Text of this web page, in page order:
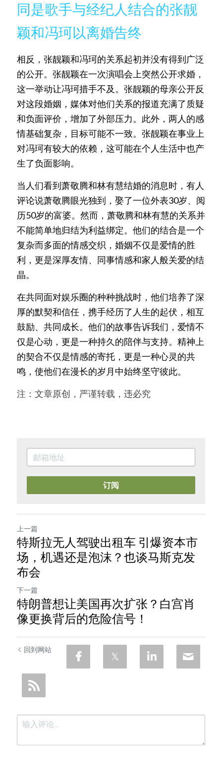
同是歌手与经纪人结合的张靓
颖和冯珂以离婚告终
相反，张靓颖和冯珂的关系起初并没有得到广泛
的公开。张靓颖在一次演唱会上突然公开求婚，
这一举动让冯珂措手不及。张靓颖的母亲公开反
对这段婚姻，媒体对他们关系的报道充满了质疑
和负面评价，增加了外部压力。此外，两人的感
情基础复杂，目标可能不一致。张靓颖在事业上
对冯珂有较大的依赖，这可能在个人生活中也产
生了负面影响。
当人们看到萧敬腾和林有慧结婚的消息时，有人
评论说萧敬腾眼光独到，娶了一位外表30岁、阅
历50岁的富婆。然而，萧敬腾和林有慧的关系并
不能简单地归结为利益绑定。他们的结合是一个
复杂而多面的情感交织，婚姻不仅是爱情的胜
利，更是深厚友情、同事情感和家人般关爱的结
晶。
在共同面对娱乐圈的种种挑战时，他们培养了深
厚的默契和信任，携手经历了人生的起伏，相互
鼓励、共同成长。他们的故事告诉我们，爱情不
仅是心动，更是一种持久的陪伴与支持。精神上
的契合不仅是情感的寄托，更是一种心灵的共
鸣，使他们在漫长的岁月中始终坚守彼此。
注：文章原创，严谨转载，违必究
订阅
上一篇
特斯拉无人驾驶出租车 引爆资本市
场，机遇还是泡沫？也谈马斯克发
布会
下一篇
特朗普想让美国再次扩张？白宫肖
像更换背后的危险信号！
回到网站